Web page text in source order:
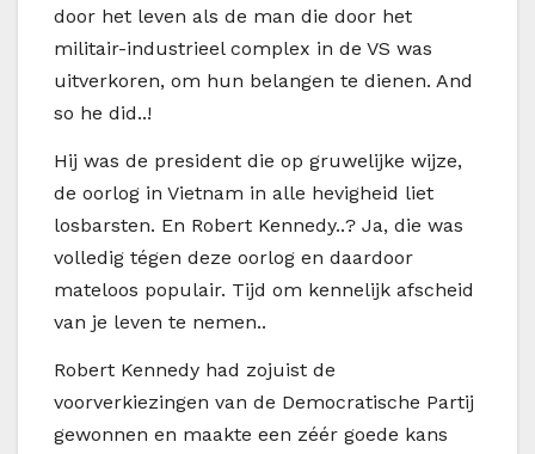
door het leven als de man die door het
militair-industrieel complex in de VS was
uitverkoren, om hun belangen te dienen. And
so he did..!
Hij was de president die op gruwelijke wijze,
de oorlog in Vietnam in alle hevigheid liet
losbarsten. En Robert Kennedy..? Ja, die was
volledig tégen deze oorlog en daardoor
mateloos populair. Tijd om kennelijk afscheid
van je leven te nemen..
Robert Kennedy had zojuist de
voorverkiezingen van de Democratische Partij
gewonnen en maakte een zéér goede kans